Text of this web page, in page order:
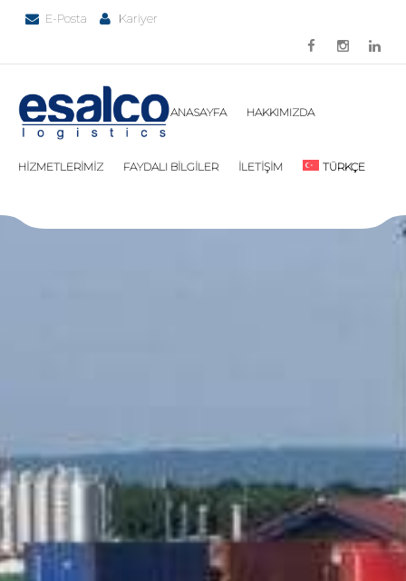
E-Posta Kariyer
ANASAYFA HAKKIMIZDA
HİZMETLERİMİZ FAYDALI BİLGİLER İLETİŞİM TÜRKÇE